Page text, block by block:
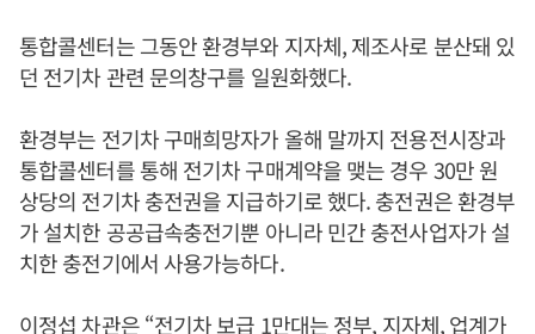
통합콜센터는 그동안 환경부와 지자체, 제조사로 분산돼 있
던 전기차 관련 문의창구를 일원화했다.
환경부는 전기차 구매희망자가 올해 말까지 전용전시장과
통합콜센터를 통해 전기차 구매계약을 맺는 경우 30만 원
상당의 전기차 충전권을 지급하기로 했다. 충전권은 환경부
가 설치한 공공급속충전기뿐 아니라 민간 충전사업자가 설
치한 충전기에서 사용가능하다.
이정섭 차관은 “전기차 보급 1만대는 정부, 지자체, 업계가